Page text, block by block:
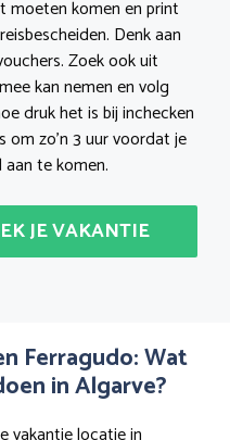
moeten komen en print
Denk aan
Zoek ook uit
kan nemen en volg
druk het is bij inchecken
om zo’n 3 uur voordat je
te komen.
JE VAKANTIE
Ferragudo: Wat
in Algarve?